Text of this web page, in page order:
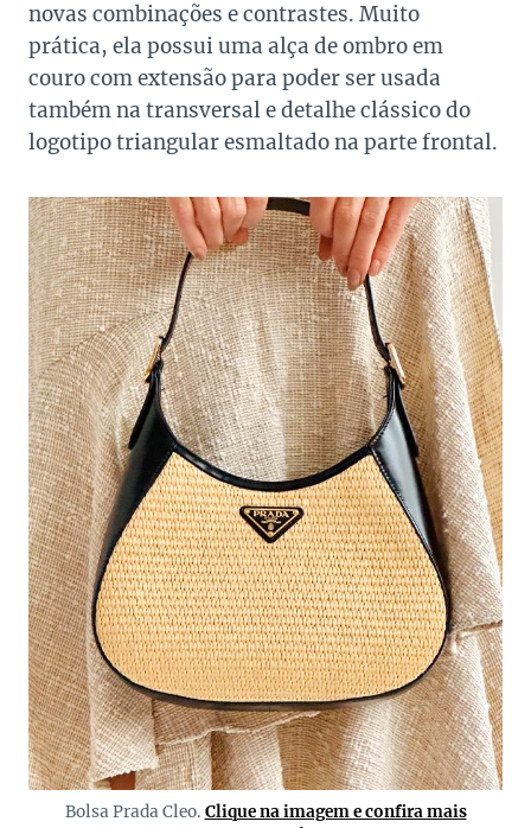
novas combinações e contrastes. Muito
prática, ela possui uma alça de ombro em
couro com extensão para poder ser usada
também na transversal e detalhe clássico do
logotipo triangular esmaltado na parte frontal.
Bolsa Prada Cleo. Clique na imagem e confira mais